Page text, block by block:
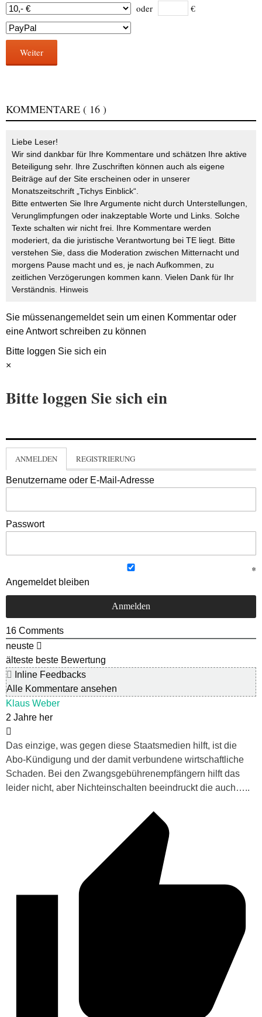
oder €
Weiter
KOMMENTARE ( 16 )
Liebe Leser!
Wir sind dankbar für Ihre Kommentare und schätzen Ihre aktive
Beteiligung sehr. Ihre Zuschriften können auch als eigene
Beiträge auf der Site erscheinen oder in unserer
Monatszeitschrift „Tichys Einblick“.
Bitte entwerten Sie Ihre Argumente nicht durch Unterstellungen,
Verunglimpfungen oder inakzeptable Worte und Links. Solche
Texte schalten wir nicht frei. Ihre Kommentare werden
moderiert, da die juristische Verantwortung bei TE liegt. Bitte
verstehen Sie, dass die Moderation zwischen Mitternacht und
morgens Pause macht und es, je nach Aufkommen, zu
zeitlichen Verzögerungen kommen kann. Vielen Dank für Ihr
Verständnis. Hinweis
Sie müssenangemeldetsein um einen Kommentar oder
eine Antwort schreiben zu können
Bitte loggen Sie sich ein
×
Bitte loggen Sie sich ein
ANMELDEN REGISTRIERUNG
Benutzername oder E-Mail-Adresse
Passwort
Angemeldet bleiben
16 Comments
neuste
älteste beste Bewertung
Inline Feedbacks
Alle Kommentare ansehen
Klaus Weber
2 Jahre her
Das einzige, was gegen diese Staatsmedien hilft, ist die
Abo-Kündigung und der damit verbundene wirtschaftliche
Schaden. Bei den Zwangsgebührenempfängern hilft das
leider nicht, aber Nichteinschalten beeindruckt die auch…..